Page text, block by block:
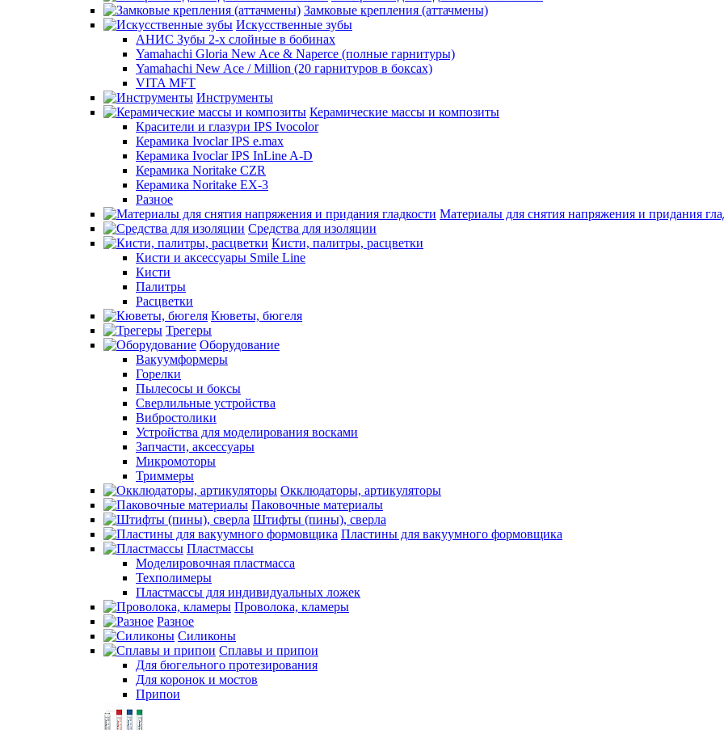
Замковые крепления (аттачмены)
Искусственные зубы
АНИС Зубы 2-х слойные в бобинах
Yamahachi Gloria New Ace & Naperce (полные гарнитуры)
Yamahachi New Ace / Million (20 гарнитуров в боксах)
VITA MFT
Инструменты
Керамические массы и композиты
Красители и глазури IPS Ivocolor
Керамика Ivoclar IPS e.max
Керамика Ivoclar IPS InLine A-D
Керамика Noritake CZR
Керамика Noritake EX-3
Разное
Материалы для снятия напряжения и придания
Средства для изоляции
Кисти, палитры, расцветки
Кисти и аксессуары Smile Line
Кисти
Палитры
Расцветки
Кюветы, бюгеля
Трегеры
Оборудование
Вакуумформеры
Горелки
Пылесосы и боксы
Сверлильные устройства
Вибростолики
Устройства для моделирования восками
Запчасти, аксессуары
Микромоторы
Триммеры
Окклюдаторы, артикуляторы
Паковочные материалы
Штифты (пины), сверла
Пластины для вакуумного формовщика
Пластмассы
Моделировочная пластмасса
Техполимеры
Пластмассы для индивидуальных ложек
Проволока, кламеры
Разное
Силиконы
Сплавы и припои
Для бюгельного протезирования
Для коронок и мостов
Припои